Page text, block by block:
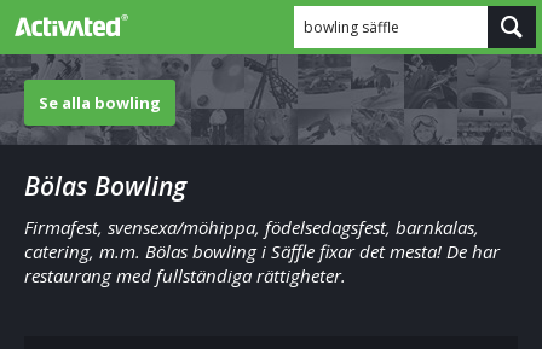
bowling säffle
Se alla bowling
Bölas Bowling
Firmafest, svensexa/möhippa, födelsedagsfest, barnkalas,
catering, m.m. Bölas bowling i Säffle fixar det mesta! De har
restaurang med fullständiga rättigheter.